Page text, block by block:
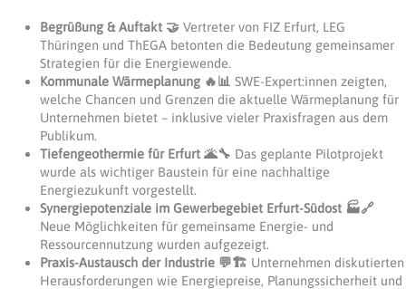
Begrüßung & Auftakt 🤝Vertreter von FIZ Erfurt, LEG
Thüringen und ThEGA betonten die Bedeutung gemeinsamer
Strategien für die Energiewende.
Kommunale Wärmeplanung 🔥📊 SWE-Expert:innen zeigten,
welche Chancen und Grenzen die aktuelle Wärmeplanung für
Unternehmen bietet – inklusive vieler Praxisfragen aus dem
Publikum.
Tiefengeothermie für Erfurt 🌋🔧 Das geplante Pilotprojekt
wurde als wichtiger Baustein für eine nachhaltige
Energiezukunft vorgestellt.
Synergiepotenziale im Gewerbegebiet Erfurt-Südost 🏭🔗
Neue Möglichkeiten für gemeinsame Energie- und
Ressourcennutzung wurden aufgezeigt.
Praxis-Austausch der Industrie 💬🏗️ Unternehmen diskutierten
Herausforderungen wie Energiepreise, Planungssicherheit und